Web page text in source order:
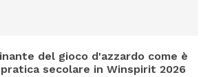
del gioco d'azzardo come è
secolare in Winspirit 2026